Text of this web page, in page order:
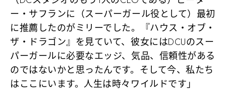
ー・サフランに（スーパーガール役として）最初
に推薦したのがミリーでした。『ハウス・オブ・
ザ・ドラゴン』を見ていて、彼女にはDCUのスー
パーガールに必要なエッジ、気品、信頼性がある
のではないかと思ったんです。そして今、私たち
はここにいます。人生は時々ワイルドです」